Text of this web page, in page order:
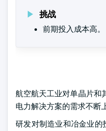
挑战
前期投入成本高。
航空航天工业对单晶片和
电力解决方案的需求不断
研发对制造业和冶金业的